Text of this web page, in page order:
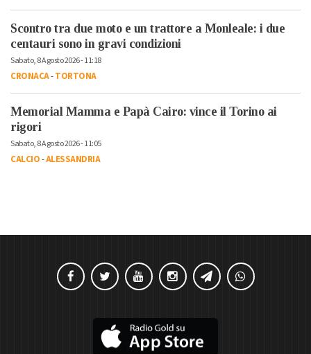
Scontro tra due moto e un trattore a Monleale: i due
centauri sono in gravi condizioni
Sabato, 8 Agosto 2026 - 11:18
CRONACA-TORTONA
Memorial Mamma e Papà Cairo: vince il Torino ai
rigori
Sabato, 8 Agosto 2026 - 11:05
CALCIO-ALESSANDRIA